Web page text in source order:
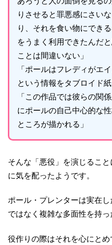
りさせると罪悪感にさい
り、それを食い物にでき
をうまく利用できたんだ
ことは間違いない」
「ポールはフレディがエ
という情報をタブロイド紙
「この作品では彼らの関
にポールの自己中心的な
ところが描かれる」
そんな「悪役」を演じるこ
に気を配ったようです。
ポール・プレンターは実在
ではなく複雑な多面性を持っ
役作りの際はそれを心にとめ